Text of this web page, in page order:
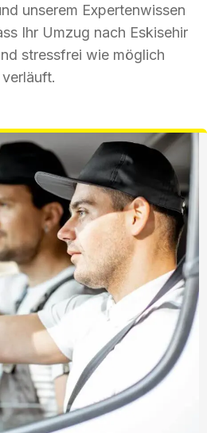
unserem Expertenwissen
Ihr Umzug nach Eskisehir
stressfrei wie möglich
verläuft.